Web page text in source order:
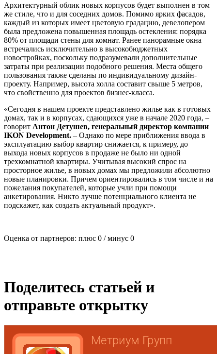
Архитектурный облик новых корпусов будет выполнен в том
же стиле, что и для соседних домов. Помимо ярких фасадов,
каждый из которых имеет цветовую градацию, девелопером
была предложена повышенная площадь остекления: порядка
80% от площади стены для комнат. Ранее панорамные окна
встречались исключительно в высокобюджетных
новостройках, поскольку подразумевали дополнительные
затраты при реализации подобного решения. Места общего
пользования также сделаны по индивидуальному дизайн-
проекту. Например, высота холла составит свыше 5 метров,
что свойственно для проектов бизнес-класса.
«Сегодня в нашем проекте представлено жилье как в готовых
домах, так и в корпусах, сдающихся уже в начале 2020 года, –
говорит Антон Детушев, генеральный директор компании
IKON Development. – Однако по мере приближения ввода в
эксплуатацию выбор квартир снижается, к примеру, до
выхода новых корпусов в продаже не было ни одной
трехкомнатной квартиры. Учитывая высокий спрос на
просторное жилье, в новых домах мы предложили абсолютно
новые планировки. Причем ориентировались в том числе и на
пожелания покупателей, которые учли при помощи
анкетирования. Никто лучше потенциального клиента не
подскажет, как создать актуальный продукт».
Оценка от партнеров: плюс 0 / минус 0
Поделитесь статьей и
отправьте открытку